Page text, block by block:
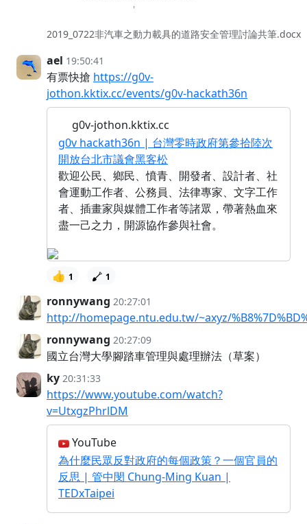
2019_0722非汽車之動力載具的道路安全管理討論共筆.docx
ael 19:50:41
有票快搶 https://g0v-
jothon.kktix.cc/events/g0v-hackath36n
g0v-jothon.kktix.cc
g0v hackath36n | 台灣零時政府第參拾陸次
開放台北市議會黑客松
歡迎公民、鄉民、憤青、開發者、設計者、社
會運動工作者、公務員、法律專家、文字工作
者、插畫家與媒體工作者等諸眾，帶著熱血來
盡一己之力，開源協作參與社會。
👍 1 1
ronnywang 20:27:01
http://homepage.ntu.edu.tw/~axyz/
ronnywang 20:27:09
國立台灣大學腳踏車管理與處理辦法（草案）
ky 20:31:33
https://www.youtube.com/watch?
v=UtxgzPhrlDM
YouTube
為什麼民眾反對政府的每個政策？一個官員的
反思 | 管中閔 Chung-Ming Kuan |
TEDxTaipei